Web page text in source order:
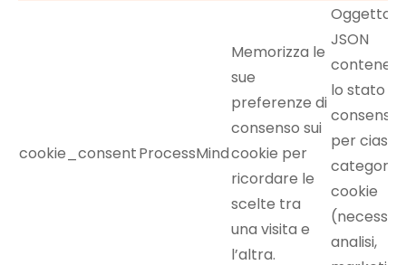
cookie_consentProcessMind
Memorizza le
sue
preferenze di
consenso sui
cookie per
ricordare le
scelte tra
una visita e
l’altra.
Oggetto
JSON
lo stato
consenso
per
categoria
cookie
analisi,